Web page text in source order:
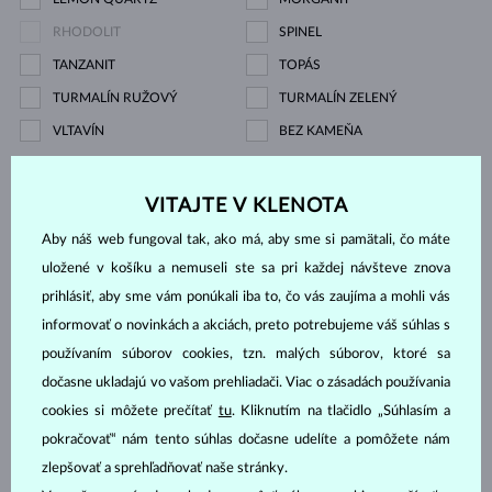
RHODOLIT SPINEL
TANZANIT TOPÁS
TURMALÍN RUŽOVÝ TURMALÍN ZELENÝ
VLTAVÍN BEZ KAMEŇA
Výbrus
CUSHION
VITAJTE V KLENOTA
Aby náš web fungoval tak, ako má, aby sme si pamätali, čo máte
uložené v košíku a nemuseli ste sa pri každej návšteve znova
prihlásiť, aby sme vám ponúkali iba to, čo vás zaujíma a mohli vás
informovať o novinkách a akciách, preto potrebujeme váš súhlas s
používaním súborov cookies, tzn. malých súborov, ktoré sa
dočasne ukladajú vo vašom prehliadači. Viac o zásadách používania
cookies si môžete prečítať tu. Kliknutím na tlačidlo „Súhlasím a
pokračovať“ nám tento súhlas dočasne udelíte a pomôžete nám
zlepšovať a sprehľadňovať naše stránky.